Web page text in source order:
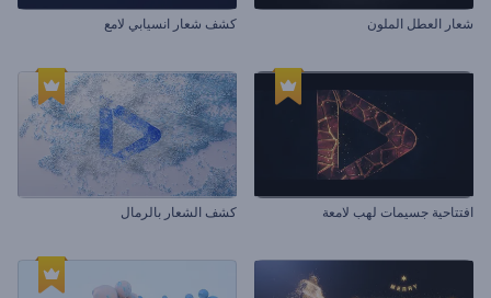
شعار العطل الملون كشف شعار انسيابي لامع
افتتاحية جسيمات لهب لامعة كشف الشعار بالرمال